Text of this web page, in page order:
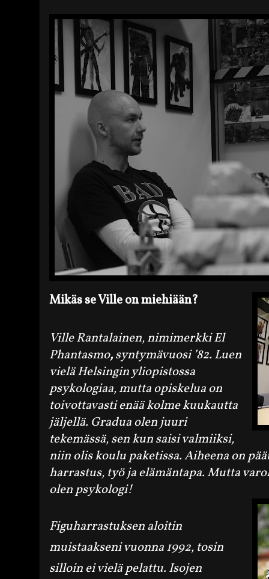
Mikäs se Ville on miehiään?
Ville Rantalainen,nimimerkki El
Phantasmo,syntymävuosi ’82. Luen
vielä Helsingin yliopistossa
psykologiaa, mutta opiskelua on
toivottavasti enää kolme kuukautta
jäljellä. Gradua olen juuri
tekemässä, sen kun saisi valmiiksi,
niin olis koulu paketissa. Aiheena on
harrastus, työ ja elämäntapa. Mutta
olen psykologi!
Figuharrastuksen aloitin
muistaakseni vuonna 1992, tosin
silloin ei vielä pelattu. Isojen